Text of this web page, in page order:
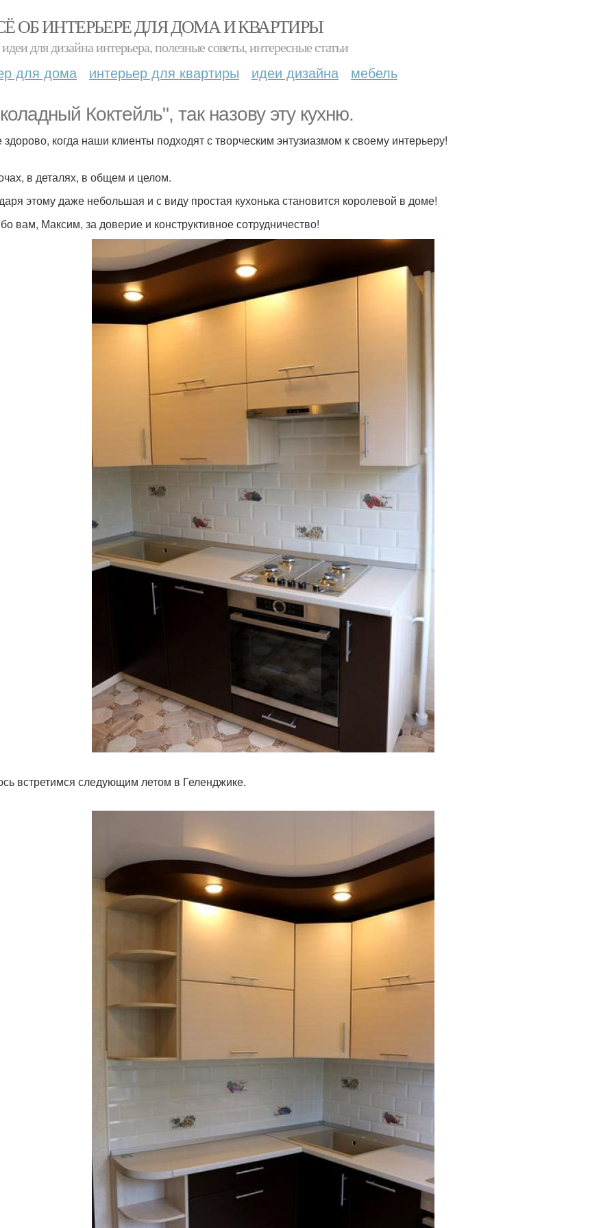
ОБ ИНТЕРЬЕРЕ ДЛЯ ДОМА И КВАРТИРЫ
для дизайна интерьера, полезные советы, интересные статьи
для дома интерьер для квартиры идеи дизайна мебель
Коктейль", так назову эту кухню.
здорово, когда наши клиенты подходят с творческим энтузиазмом к своему интерьеру!
в деталях, в общем и целом.
этому даже небольшая и с виду простая кухонька становится королевой в доме!
вам, Максим, за доверие и конструктивное сотрудничество!
встретимся следующим летом в Геленджике.